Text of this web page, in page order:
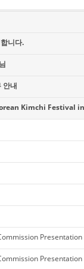
니다.
안내
Kimchi Festival
Presentation
Presentation